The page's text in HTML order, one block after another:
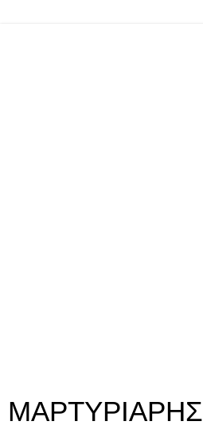
ΜΑΡΤΥΡΙΑΡΗΣ